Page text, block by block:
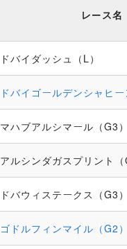
レース名
ドバイダッシュ（L）
ドバイゴールデンシャヒー
マハブアルシマール（G3）
アルシンダガスプリント（
ドバウィステークス（G3）
ゴドルフィンマイル（G2）